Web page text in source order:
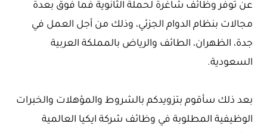
عن توفر وظائف شاغرة لحملة الثانوية فما فوق بعدة
مجالات بنظام الدوام الجزئي، وذلك من أجل العمل في
جدة، الظهران، الطائف والرياض بالمملكة العربية
السعودية.
بعد ذلك سأقوم بتزويدكم بالشروط والمؤهلات والخبرات
الوظيفية المطلوبة في وظائف شركة ايكيا العالمية